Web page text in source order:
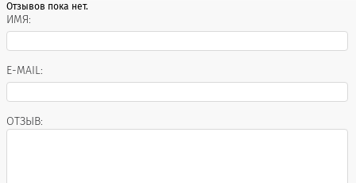
Отзывов пока нет.
ИМЯ:
E-MAIL:
ОТЗЫВ: